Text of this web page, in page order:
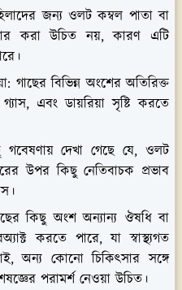
জন্য ওলট কম্বল পাতা বা
করা উচিত নয়, কারণ এটি
গাছের বিভিন্ন অংশের অতিরিক্ত
এবং ডায়রিয়া সৃষ্টি করতে
গবেষণায় দেখা গেছে যে, ওলট
উপর কিছু নেতিবাচক প্রভাব
কিছু অংশ অন্যান্য ঔষধি বা
করতে পারে, যা স্বাস্থ্যগত
অন্য কোনো চিকিৎসার সঙ্গে
পরামর্শ নেওয়া উচিত।